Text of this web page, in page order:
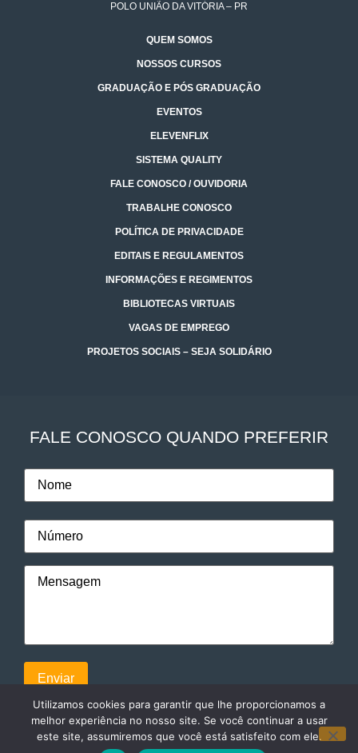
POLO UNIÃO DA VITÓRIA – PR
QUEM SOMOS
NOSSOS CURSOS
GRADUAÇÃO E PÓS GRADUAÇÃO
EVENTOS
ELEVENFLIX
SISTEMA QUALITY
FALE CONOSCO / OUVIDORIA
TRABALHE CONOSCO
POLÍTICA DE PRIVACIDADE
EDITAIS E REGULAMENTOS
INFORMAÇÕES E REGIMENTOS
BIBLIOTECAS VIRTUAIS
VAGAS DE EMPREGO
PROJETOS SOCIAIS – SEJA SOLIDÁRIO
FALE CONOSCO QUANDO PREFERIR
Utilizamos cookies para garantir que lhe proporcionamos a
melhor experiência no nosso site. Se você continuar a usar
este site, assumiremos que você está satisfeito com ele.